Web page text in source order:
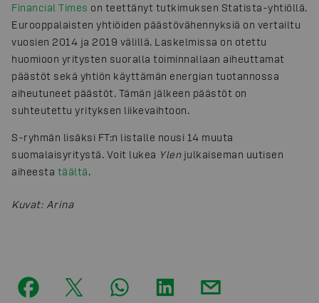
Financial Times on teettänyt tutkimuksen Statista-yhtiöllä.
Eurooppalaisten yhtiöiden päästövähennyksiä on vertailtu
vuosien 2014 ja 2019 välillä. Laskelmissa on otettu
huomioon yritysten suoralla toiminnallaan aiheuttamat
päästöt sekä yhtiön käyttämän energian tuotannossa
aiheutuneet päästöt. Tämän jälkeen päästöt on
suhteutettu yrityksen liikevaihtoon.
S-ryhmän lisäksi FT:n listalle nousi 14 muuta
suomalaisyritystä. Voit lukea Ylen julkaiseman uutisen
aiheesta täältä.
Kuvat: Arina